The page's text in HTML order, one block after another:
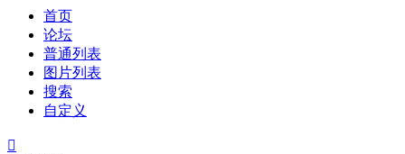
首页
论坛
普通列表
图片列表
搜索
自定义
